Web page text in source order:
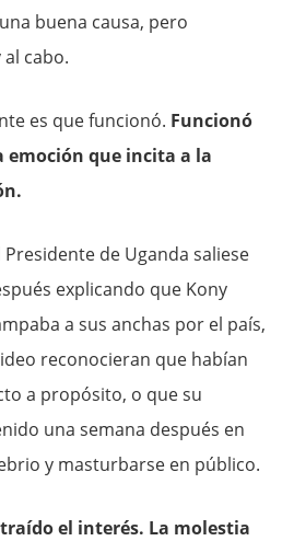
buena causa, pero
cabo.
es que funcionó. Funcionó
emoción que incita a la
de Uganda saliese
explicando que Kony
a sus anchas por el país,
reconocieran que habían
a propósito, o que su
una semana después en
y masturbarse en público.
el interés. La molestia